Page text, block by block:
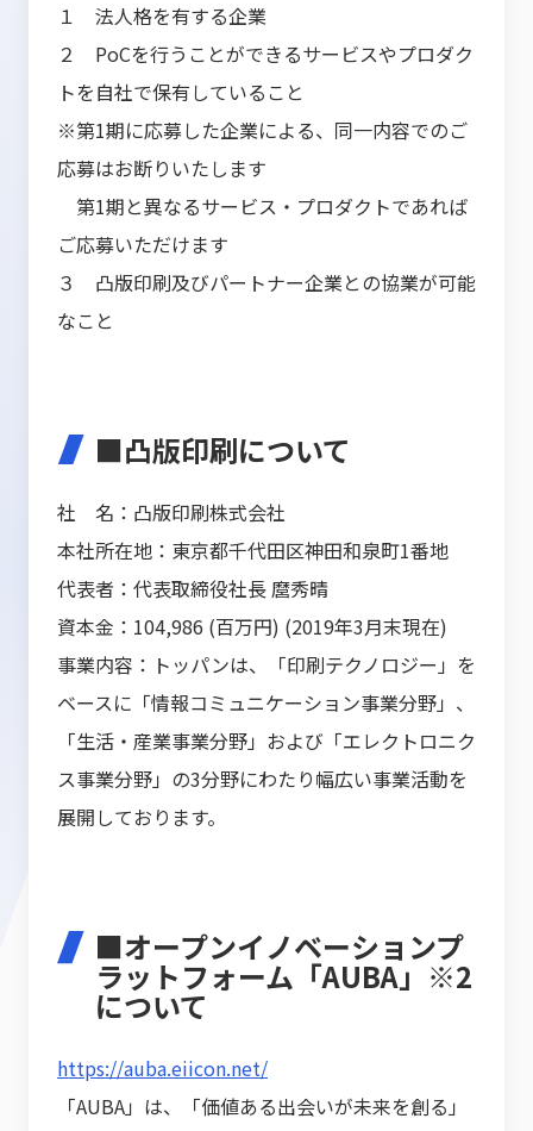
１ 法人格を有する企業
２ PoCを行うことができるサービスやプロダク
トを自社で保有していること
※第1期に応募した企業による、同一内容でのご
応募はお断りいたします
第1期と異なるサービス・プロダクトであれば
ご応募いただけます
３ 凸版印刷及びパートナー企業との協業が可能
なこと
■凸版印刷について
社 名：凸版印刷株式会社
本社所在地：東京都千代田区神田和泉町1番地
代表者：代表取締役社長 麿秀晴
資本金：104,986 (百万円) (2019年3月末現在)
事業内容：トッパンは、「印刷テクノロジー」を
ベースに「情報コミュニケーション事業分野」、
「生活・産業事業分野」および「エレクトロニク
ス事業分野」の3分野にわたり幅広い事業活動を
展開しております。
■オープンイノベーションプ
ラットフォーム「AUBA」※2
について
https://auba.eiicon.net/
「AUBA」は、「価値ある出会いが未来を創る」